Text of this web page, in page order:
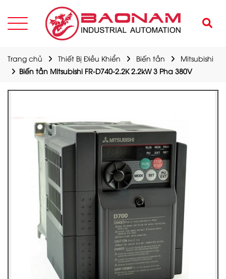
Trang chủ Thiết Bị Điều Khiển Biến tần
Mitsubishi
Biến tần Mitsubishi FR-D740-2.2K 2.2kW 3 Pha 380V